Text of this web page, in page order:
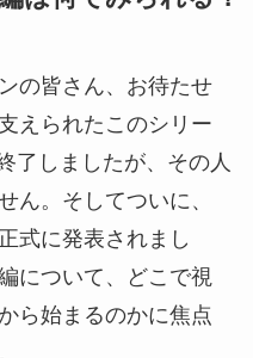
の皆さん、お待たせ
えられたこのシリー
了しましたが、その人
ん。そしてついに、
式に発表されまし
について、どこで視
ら始まるのかに焦点